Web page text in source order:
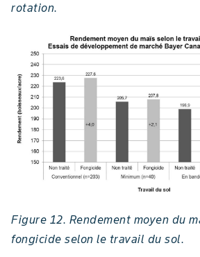
rotation.
Figure 12. Rendement moyen du
fongicide selon le travail du sol.